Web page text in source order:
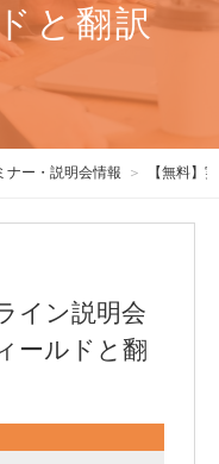
と翻訳
ナー・説明会情報 【無料】
イン説明会
ールドと翻